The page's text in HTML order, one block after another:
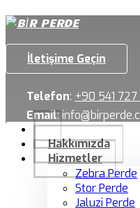
İletişime Geçin
Telefon: +90 541
Email:
Hakkımızda
Hizmetler
Zebra Perde
Stor Perde
Jaluzi Perde